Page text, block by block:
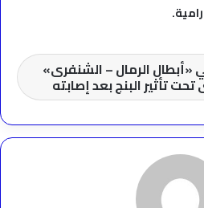
«أبطال الرمال – الشنفرى»
تأثير البنج بعد إصابته